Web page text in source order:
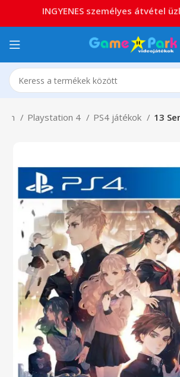
Playstation 4 PS4 játékok 13
INGYENES személyes átvétel